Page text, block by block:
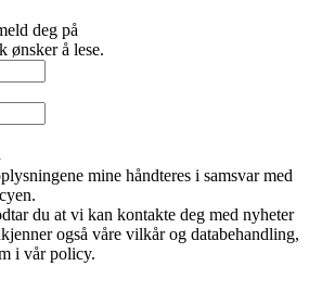
deg på
ønsker å lese.
mine håndteres i samsvar med
du at vi kan kontakte deg med nyheter
også våre vilkår og databehandling,
i vår policy.